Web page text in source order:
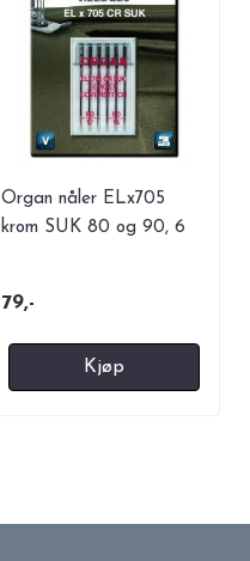
Organ nåler ELx705
krom SUK 80 og 90, 6
79,-
Kjøp